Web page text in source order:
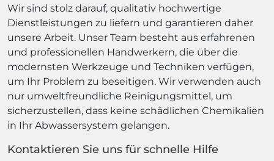
Wir sind stolz darauf, qualitativ hochwertige
Dienstleistungen zu liefern und garantieren daher
unsere Arbeit. Unser Team besteht aus erfahrenen
und professionellen Handwerkern, die über die
modernsten Werkzeuge und Techniken verfügen,
um Ihr Problem zu beseitigen. Wir verwenden auch
nur umweltfreundliche Reinigungsmittel, um
sicherzustellen, dass keine schädlichen Chemikalien
in Ihr Abwassersystem gelangen.
Kontaktieren Sie uns für schnelle Hilfe